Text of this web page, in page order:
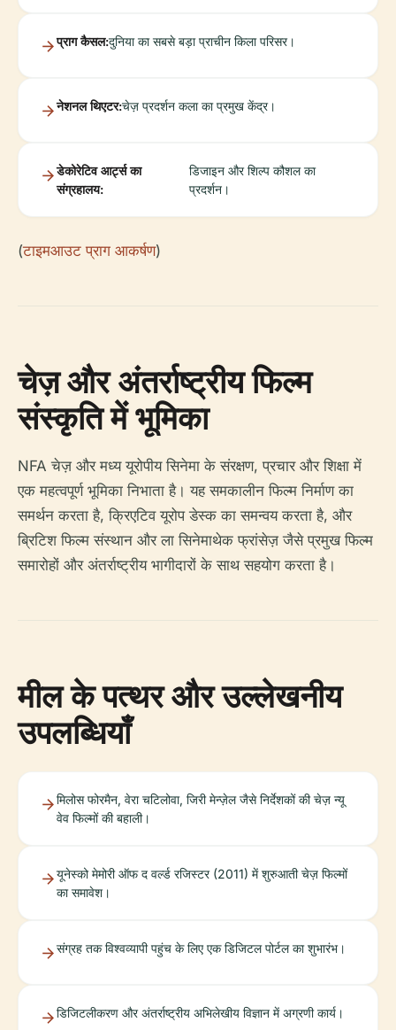
प्राग कैसल:दुनिया का सबसे बड़ा प्राचीन किला परिसर।
नेशनल थिएटर:चेज़ प्रदर्शन कला का प्रमुख केंद्र।
डेकोरेटिव आर्ट्स का
संग्रहालय:
डिजाइन और शिल्प कौशल का
प्रदर्शन।
(टाइमआउट प्राग आकर्षण)
चेज़ और अंतर्राष्ट्रीय फिल्म
संस्कृति में भूमिका
NFA चेज़ और मध्य यूरोपीय सिनेमा के संरक्षण, प्रचार और शिक्षा में
एक महत्वपूर्ण भूमिका निभाता है। यह समकालीन फिल्म निर्माण का
समर्थन करता है, क्रिएटिव यूरोप डेस्क का समन्वय करता है, और
ब्रिटिश फिल्म संस्थान और ला सिनेमाथेक फ्रांसेज़ जैसे प्रमुख फिल्म
समारोहों और अंतर्राष्ट्रीय भागीदारों के साथ सहयोग करता है।
मील के पत्थर और उल्लेखनीय
उपलब्धियाँ
मिलोस फोरमैन, वेरा चटिलोवा, जिरी मेन्ज़ेल जैसे निर्देशकों की चेज़ न्यू
वेव फिल्मों की बहाली।
यूनेस्को मेमोरी ऑफ द वर्ल्ड रजिस्टर (2011) में शुरुआती चेज़ फिल्मों
का समावेश।
संग्रह तक विश्वव्यापी पहुंच के लिए एक डिजिटल पोर्टल का शुभारंभ।
डिजिटलीकरण और अंतर्राष्ट्रीय अभिलेखीय विज्ञान में अग्रणी कार्य।